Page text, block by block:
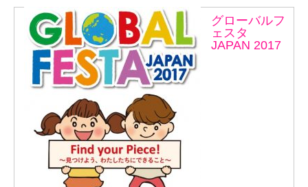
グローバルフ
ェスタ
JAPAN 2017